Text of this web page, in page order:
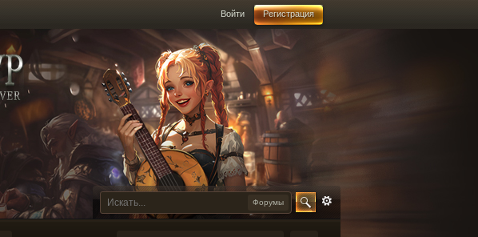
Войти Регистрация
Форумы